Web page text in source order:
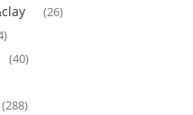
(26)
(40)
(288)